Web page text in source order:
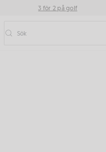
3 för 2 på golf
Aktivera/inaktivera
Sök